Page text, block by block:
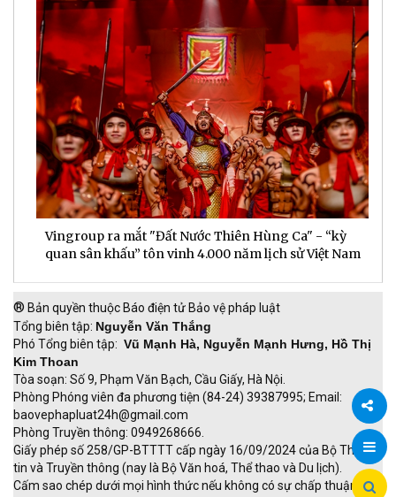
Chia
Vingroup ra mắt "Đất Nước Thiên Hùng Ca" - “kỳ
quan sân khấu” tôn vinh 4.000 năm lịch sử Việt Nam
® Bản quyền thuộc Báo điện tử Bảo vệ pháp luật
Tổng biên tập: Nguyễn Văn Thắng
Phó Tổng biên tập: Vũ Mạnh Hà, Nguyễn Mạnh Hưng, Hồ Thị
Kim Thoan
Tòa soạn: Số 9, Phạm Văn Bạch, Cầu Giấy, Hà Nội.
Phòng Phóng viên đa phương tiện (84-24) 39387995; Email:
baovephapluat24h@gmail.com
Phòng Truyền thông: 0949268666.
Giấy phép số 258/GP-BTTTT cấp ngày 16/09/2024 của Bộ Thông
tin và Truyền thông (nay là Bộ Văn hoá, Thể thao và Du lịch).
Cấm sao chép dưới mọi hình thức nếu không có sự chấp thuận